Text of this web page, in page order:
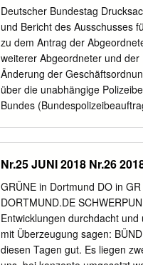
Amthor X Artur Auernhammer
Barthle X Maik Beermann X
Dr. André Berghegger X
Steffen Bilger X Peter Bleser
Brandl X Dr. Helge Braun X
X Dr. Carsten Brodesser X
Donth X Marie-Luise Dött X
Deutscher Bundestag
und Bericht des Ausschusses
zu dem Antrag der
weiterer Abgeordneter und
Änderung der
über die unabhängige
Bundes
Amt bisher nicht existiert.
115 GO-BT) sollen in einem
oder des
des Antrags mit den Stimmen
der Fraktionen DIE LINKE.
der FDP. C. Alternativen
Deutscher Bundestag – 19.
Nr.25 JUNI 2018 Nr.26
GRÜNE in Dortmund DO in
DORTMUND.DE
Entwicklungen durchdacht
mit Überzeugung sagen:
diesen Tagen gut. Es liegen